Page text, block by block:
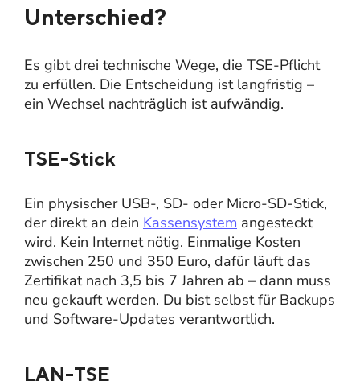
Unterschied?
Es gibt drei technische Wege, die TSE-Pflicht
zu erfüllen. Die Entscheidung ist langfristig –
ein Wechsel nachträglich ist aufwändig.
TSE-Stick
Ein physischer USB-, SD- oder Micro-SD-Stick,
der direkt an dein Kassensystem angesteckt
wird. Kein Internet nötig. Einmalige Kosten
zwischen 250 und 350 Euro, dafür läuft das
Zertifikat nach 3,5 bis 7 Jahren ab – dann muss
neu gekauft werden. Du bist selbst für Backups
und Software-Updates verantwortlich.
LAN-TSE